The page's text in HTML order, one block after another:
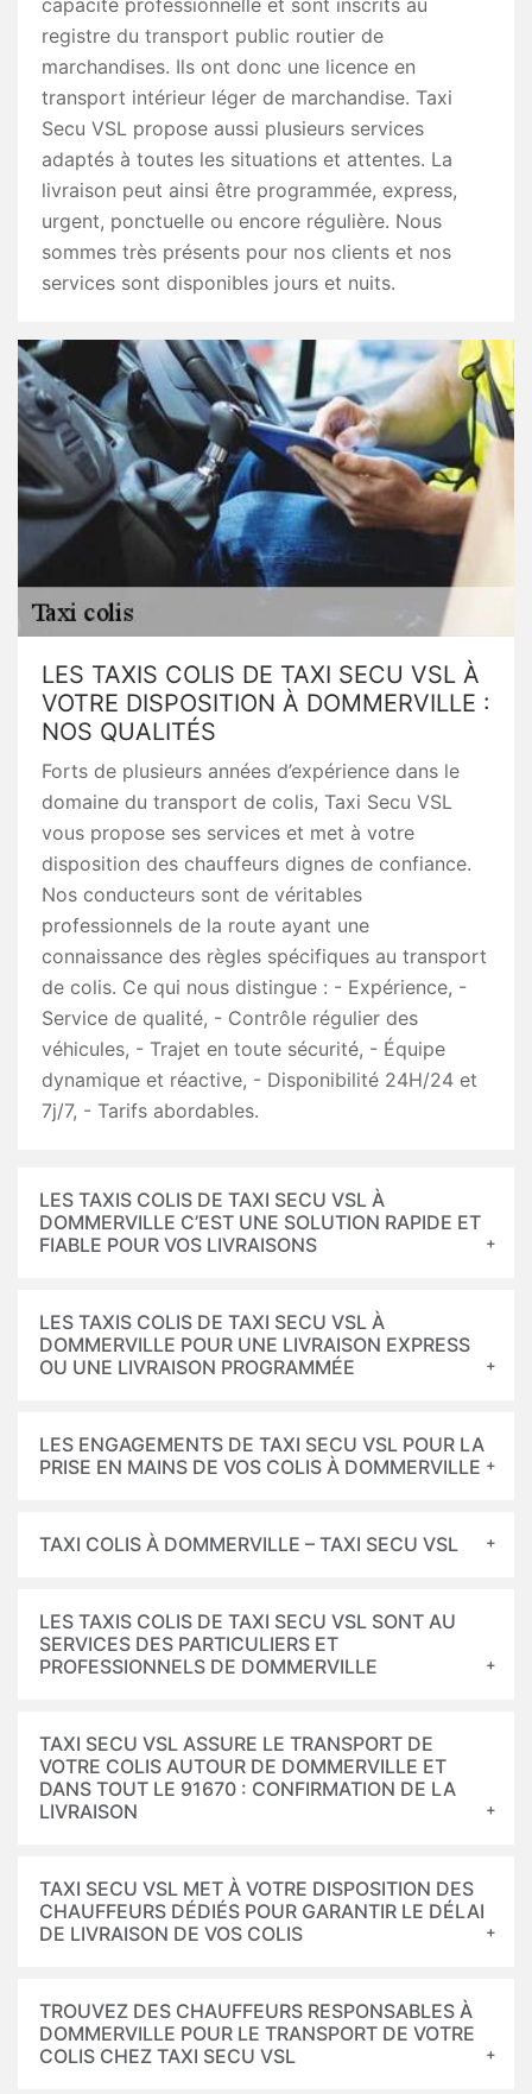
capacité professionnelle et sont inscrits au
registre du transport public routier de
marchandises. Ils ont donc une licence en
transport intérieur léger de marchandise. Taxi
Secu VSL propose aussi plusieurs services
adaptés à toutes les situations et attentes. La
livraison peut ainsi être programmée, express,
urgent, ponctuelle ou encore régulière. Nous
sommes très présents pour nos clients et nos
services sont disponibles jours et nuits.
LES TAXIS COLIS DE TAXI SECU VSL À
VOTRE DISPOSITION À DOMMERVILLE :
NOS QUALITÉS
Forts de plusieurs années d’expérience dans le
domaine du transport de colis, Taxi Secu VSL
vous propose ses services et met à votre
disposition des chauffeurs dignes de confiance.
Nos conducteurs sont de véritables
professionnels de la route ayant une
connaissance des règles spécifiques au transport
de colis. Ce qui nous distingue : - Expérience, -
Service de qualité, - Contrôle régulier des
véhicules, - Trajet en toute sécurité, - Équipe
dynamique et réactive, - Disponibilité 24H/24 et
7j/7, - Tarifs abordables.
LES TAXIS COLIS DE TAXI SECU VSL À
DOMMERVILLE C’EST UNE SOLUTION RAPIDE ET
FIABLE POUR VOS LIVRAISONS
LES TAXIS COLIS DE TAXI SECU VSL À
DOMMERVILLE POUR UNE LIVRAISON EXPRESS
OU UNE LIVRAISON PROGRAMMÉE
LES ENGAGEMENTS DE TAXI SECU VSL POUR LA
PRISE EN MAINS DE VOS COLIS À DOMMERVILLE
TAXI COLIS À DOMMERVILLE – TAXI SECU VSL
LES TAXIS COLIS DE TAXI SECU VSL SONT AU
SERVICES DES PARTICULIERS ET
PROFESSIONNELS DE DOMMERVILLE
TAXI SECU VSL ASSURE LE TRANSPORT DE
VOTRE COLIS AUTOUR DE DOMMERVILLE ET
DANS TOUT LE 91670 : CONFIRMATION DE LA
LIVRAISON
TAXI SECU VSL MET À VOTRE DISPOSITION DES
CHAUFFEURS DÉDIÉS POUR GARANTIR LE DÉLAI
DE LIVRAISON DE VOS COLIS
TROUVEZ DES CHAUFFEURS RESPONSABLES À
DOMMERVILLE POUR LE TRANSPORT DE VOTRE
COLIS CHEZ TAXI SECU VSL